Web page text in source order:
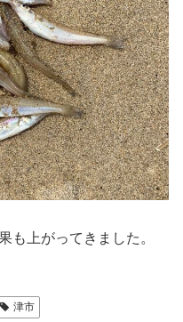
も上がってきました。
津市